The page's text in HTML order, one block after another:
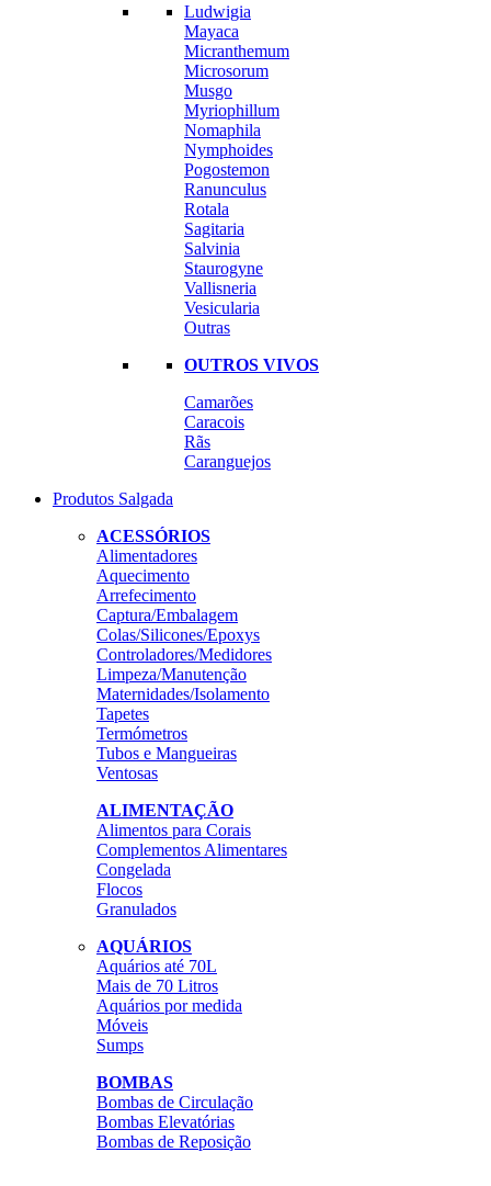
Ludwigia
Mayaca
Micranthemum
Microsorum
Musgo
Myriophillum
Nomaphila
Nymphoides
Pogostemon
Ranunculus
Rotala
Sagitaria
Salvinia
Staurogyne
Vallisneria
Vesicularia
Outras
OUTROS VIVOS
Camarões
Caracois
Rãs
Caranguejos
Produtos Salgada
ACESSÓRIOS
Alimentadores
Aquecimento
Arrefecimento
Captura/Embalagem
Colas/Silicones/Epoxys
Controladores/Medidores
Limpeza/Manutenção
Maternidades/Isolamento
Tapetes
Termómetros
Tubos e Mangueiras
Ventosas
ALIMENTAÇÃO
Alimentos para Corais
Complementos Alimentares
Congelada
Flocos
Granulados
AQUÁRIOS
Aquários até 70L
Mais de 70 Litros
Aquários por medida
Móveis
Sumps
BOMBAS
Bombas de Circulação
Bombas Elevatórias
Bombas de Reposição